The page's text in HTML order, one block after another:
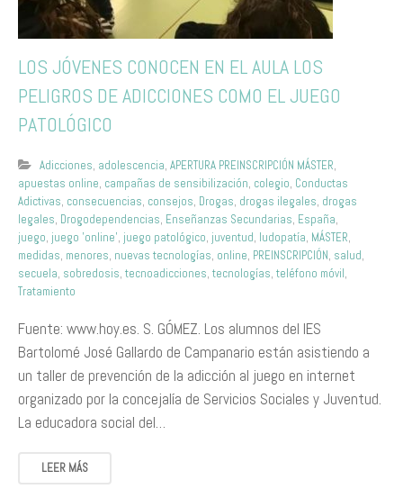
LOS JÓVENES CONOCEN EN EL AULA LOS
PELIGROS DE ADICCIONES COMO EL JUEGO
PATOLÓGICO
Adicciones, adolescencia, APERTURA PREINSCRIPCIÓN MÁSTER,
apuestas online, campañas de sensibilización, colegio, Conductas
Adictivas, consecuencias, consejos, Drogas, drogas ilegales, drogas
legales, Drogodependencias, Enseñanzas Secundarias, España,
juego, juego 'online', juego patológico, juventud, ludopatía, MÁSTER,
medidas, menores, nuevas tecnologías, online, PREINSCRIPCIÓN, salud,
secuela, sobredosis, tecnoadicciones, tecnologías, teléfono móvil,
Tratamiento
Fuente: www.hoy.es. S. GÓMEZ. Los alumnos del IES
Bartolomé José Gallardo de Campanario están asistiendo a
un taller de prevención de la adicción al juego en internet
organizado por la concejalía de Servicios Sociales y Juventud.
La educadora social del…
LEER MÁS